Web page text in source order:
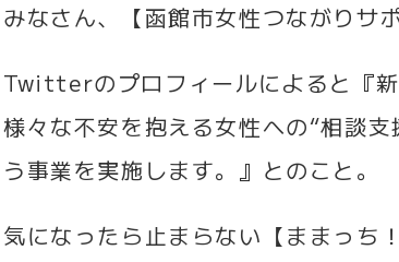
みなさん、【函館市女性つながりサ
Twitterのプロフィールによると『新
様々な不安を抱える女性への“相談
う事業を実施します。』とのこと。
気になったら止まらない【ままっち